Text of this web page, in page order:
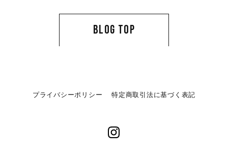
BLOG TOP
プライバシーポリシー 特定商取引法に基づく表記